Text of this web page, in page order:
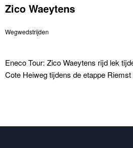
Zico Waeytens
Wegwedstrijden
Eneco Tour: Zico Waeytens rijd lek
Cote Heiweg tijdens de etappe